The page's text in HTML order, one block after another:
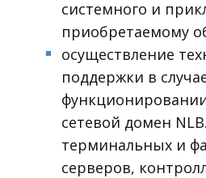
системного и
приобретаемому
■
осуществление
поддержки в
сетевой домен
терминальных и
серверов,